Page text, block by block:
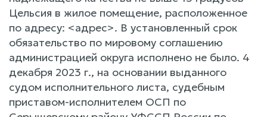
Цельсия в жилое помещение, расположенное
по адресу: <адрес>. В установленный срок
обязательство по мировому соглашению
администрацией округа исполнено не было. 4
декабря 2023 г., на основании выданного
судом исполнительного листа, судебным
приставом-исполнителем ОСП по